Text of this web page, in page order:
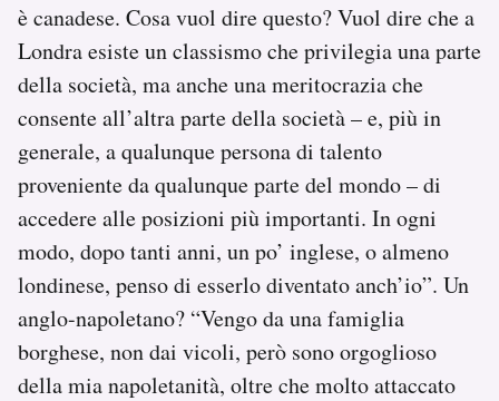
è canadese. Cosa vuol dire questo? Vuol dire che a
Londra esiste un classismo che privilegia una parte
della società, ma anche una meritocrazia che
consente all’altra parte della società – e, più in
generale, a qualunque persona di talento
proveniente da qualunque parte del mondo – di
accedere alle posizioni più importanti. In ogni
modo, dopo tanti anni, un po’ inglese, o almeno
londinese, penso di esserlo diventato anch’io”. Un
anglo-napoletano? “Vengo da una famiglia
borghese, non dai vicoli, però sono orgoglioso
della mia napoletanità, oltre che molto attaccato